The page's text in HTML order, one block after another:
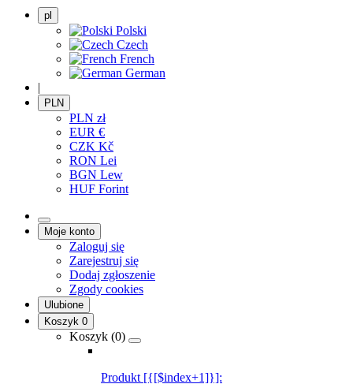
pl
Polski
Czech
French
German
|
PLN
PLN zł
EUR €
CZK Kč
RON Lei
BGN Lew
HUF Forint
Moje konto
Zaloguj się
Zarejestruj się
Dodaj zgłoszenie
Zgody cookies
Ulubione
Koszyk 0
Koszyk (0)
Produkt [{[$index+1]}]: